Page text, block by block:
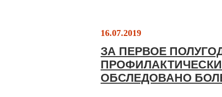
16.07.2019
ЗА ПЕРВОЕ
ОБСЛЕДОВАНО